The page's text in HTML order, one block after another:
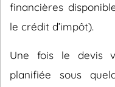
financières
le crédit d’impôt).
Une fois le devis
planifiée sous